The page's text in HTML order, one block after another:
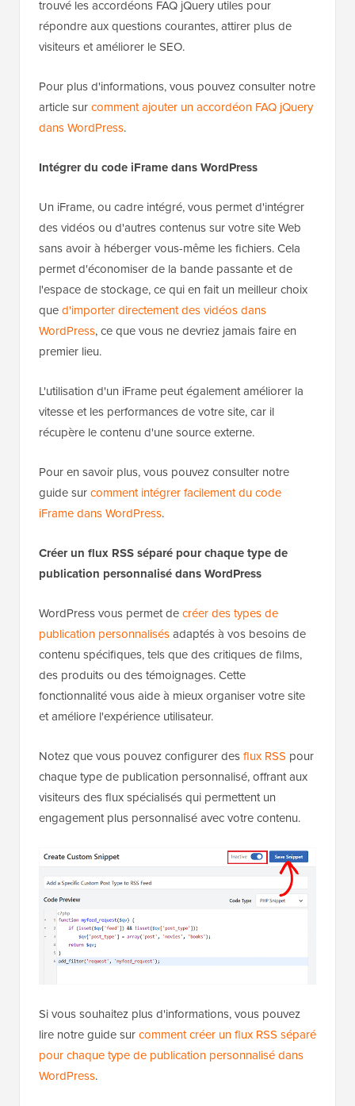
trouvé les accordéons FAQ jQuery utiles pour
répondre aux questions courantes, attirer plus de
visiteurs et améliorer le SEO.
Pour plus d'informations, vous pouvez consulter notre
article surcomment ajouter un accordéon FAQ jQuery
dans WordPress.
Intégrer du code iFrame dans WordPress
Un iFrame, ou cadre intégré, vous permet d'intégrer
des vidéos ou d'autres contenus sur votre site Web
sans avoir à héberger vous-même les fichiers. Cela
permet d'économiser de la bande passante et de
l'espace de stockage, ce qui en fait un meilleur choix
qued'importer directement des vidéos dans
WordPress, ce que vous ne devriez jamais faire en
premier lieu.
L'utilisation d'un iFrame peut également améliorer la
vitesse et les performances de votre site, car il
récupère le contenu d'une source externe.
Pour en savoir plus, vous pouvez consulter notre
guide surcomment intégrer facilement du code
iFrame dans WordPress.
Créer un flux RSS séparé pour chaque type de
publication personnalisé dans WordPress
WordPress vous permet decréer des types de
publication personnalisésadaptés à vos besoins de
contenu spécifiques, tels que des critiques de films,
des produits ou des témoignages. Cette
fonctionnalité vous aide à mieux organiser votre site
et améliore l'expérience utilisateur.
Notez que vous pouvez configurer desflux RSS pour
chaque type de publication personnalisé, offrant aux
visiteurs des flux spécialisés qui permettent un
engagement plus personnalisé avec votre contenu.
Si vous souhaitez plus d'informations, vous pouvez
lire notre guide surcomment créer un flux RSS séparé
pour chaque type de publication personnalisé dans
WordPress.